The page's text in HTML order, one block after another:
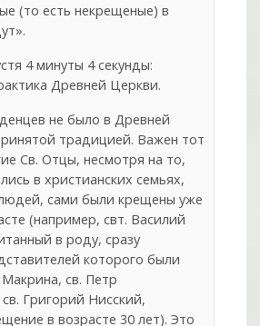
(то есть некрещеные) в
4 минуты 4 секунды:
Древней Церкви.
не было в Древней
традицией. Важен тот
Св. Отцы, несмотря на то,
в христианских семьях,
сами были крещены уже
(например, свт. Василий
в роду, сразу
которого были
св. Петр
Григорий Нисский,
в возрасте 30 лет). Это